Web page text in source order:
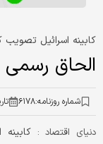
کابینه اسرائیل تصویب
الحاق رسمی
شماره روزنامه:۶۱۷۸
دنیای اقتصاد :